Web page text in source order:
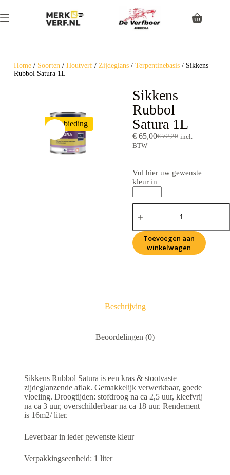
Home/ Soorten/ Houtverf/ Zijdeglans/ Terpentinebasis/ Sikkens
Rubbol Satura 1L
Aanbieding
Sikkens
Rubbol
Satura 1L
€72,20
€65,00
incl.
BTW
Vul hier uw gewenste
kleur in
Toevoegen aan
winkelwagen
Beschrijving
Beoordelingen (0)
Sikkens Rubbol Satura is een kras & stootvaste
zijdeglanzende aflak. Gemakkelijk verwerkbaar, goede
vloeiing. Droogtijden: stofdroog na ca 2,5 uur, kleefvrij
na ca 3 uur, overschilderbaar na ca 18 uur. Rendement
is 16m2/ liter.
Leverbaar in ieder gewenste kleur
Verpakkingseenheid: 1 liter